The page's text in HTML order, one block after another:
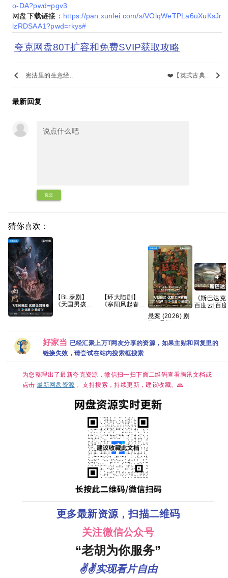
o-DA?pwd=pgv3
网盘下载链接： https://pan.xunlei.com/s/VOlqWeTPLa6uXuKsJr
lzRDSAA1?pwd=rkys#
夸克网盘80T扩容和免费SVIP获取攻略
keyboard_arrow_left 宪法里的生意经.. ❤️【英式古典.. keyboard_arrow_right
最新回复
提交
猜你喜欢：
演 国剧 九门/老
九门2 4K全集
网盘资源分享
【BL泰剧】
《天国男孩
【1080P】
【泰语中字】
【共6集】
【环大陆剧】
《寒阳风起春山
字/三无版】
【共16集】
悬案 (2026) 剧
又名: 破悬案 /
+卞记旅馆灭门
《斯巴达
百度云[百
好家当 已经汇聚上万T网友分享的资源，如果主贴和回复里的
链接失效，请尝试在站内搜索框搜索
为您整理出了最新夸克资源，微信扫一扫下面二维码查看腾讯文档或
点击最新网盘资源 。支持搜索，持续更新，建议收藏。🙏
更多最新资源，扫描二维码
关注微信公众号
“老胡为你服务”
✌✌实现看片自由